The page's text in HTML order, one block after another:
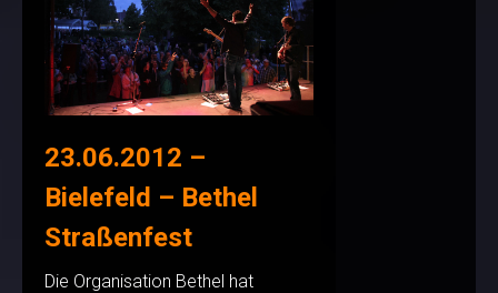
23.06.2012 –
Bielefeld – Bethel
Straßenfest
Die Organisation Bethel hat